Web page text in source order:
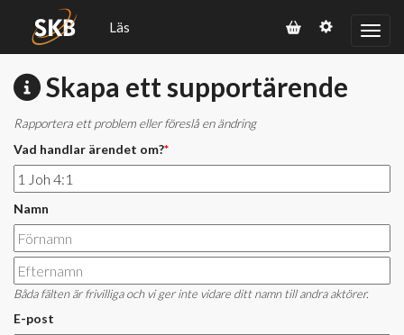
Läs
Skapa ett supportärende
Rapportera ett problem eller föreslå en ändring
Vad handlar ärendet om?*
Namn
Båda fälten är frivilliga och vi ger inte vidare ditt namn till andra aktörer.
E-post